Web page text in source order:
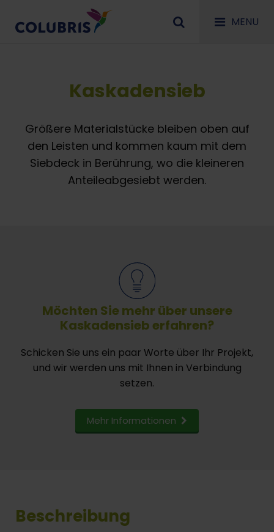
MENU
Kaskadensieb
Größere Materialstücke bleiben oben auf
den Leisten und kommen kaum mit dem
Siebdeck in Berührung, wo die kleineren
Anteileabgesiebt werden.
Möchten Sie mehr über unsere
Kaskadensieb erfahren?
Schicken Sie uns ein paar Worte über Ihr Projekt,
und wir werden uns mit Ihnen in Verbindung
setzen.
Mehr Informationen
Beschreibung